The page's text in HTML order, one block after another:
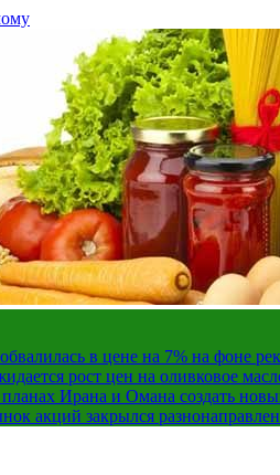
в цене на 7% на фоне
рост цен на оливковое
Ирана и Омана создать
акций закрылся